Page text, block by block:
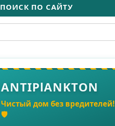
ПОИСК ПО САЙТУ
ANTIPlANKTON
Чистый дом без вредителей!
🛡️